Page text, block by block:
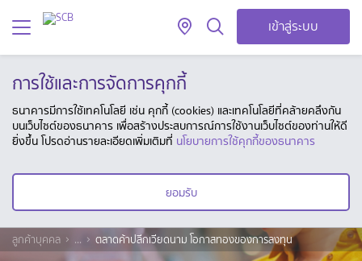
เข้าสู่ระบบ
การใช้และการจัดการคุกกี้
ธนาคารมีการใช้เทคโนโลยี เช่น คุกกี้ (cookies) และเทคโนโลยีที่คล้ายคลึงกัน
บนเว็บไซต์ของธนาคาร เพื่อสร้างประสบการณ์การใช้งานเว็บไซต์ของท่านให้ดี
ยิ่งขึ้น โปรดอ่านรายละเอียดเพิ่มเติมที่ นโยบายการใช้คุกกี้ของธนาคาร
ยอมรับ
ลูกค้าบุคคล ... ตลาดค้าปลีกเวียดนาม โอกาสทองของการลงทุน